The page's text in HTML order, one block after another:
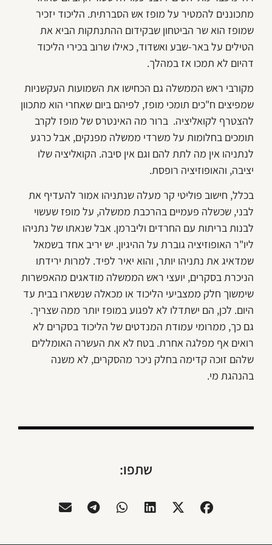
מתכוננים להמטיר על מופז אש הסברתית. הליכוד יזכיר
שמופז הוא שר הביטחון שבקידום ההתנתקות הביא את
הטילים על באר-שבע ואשדוד, כאילו שרוב בכירי הליכוד
דהיום לא תמכו אז במהלך.
מקורבי ראש הממשלה גם הכחישו את השמועות העקשניות
שמפיצים ח"כים תומכי מופז, לפיהם ביום שאחרי הוא מתכוון
להצטרף לקואליציה. ברור מה האינטרס של מופז לקרב
תומכים בחלומות על משרדי ממשלה מפנקים, אבל כרגע
לנתניהו אין מה לתת להם וגם אין סיבה. הקואליציה שלו
יציבה, והאופוזיציה רופסת.
בכלל, חישוב פוליטי קר מעלה שנתניהו אמור להעדיף את
לבני, שכשלה פעמיים בהרכבת ממשלה, על מופז שעשוי
לבנות בריתות עם החרדים וליברמן. אבל שנאתו של נתניהו
ליו"ר האופוזיציה גוברת על ההיגיון. יש יריב אחד בשמאל
שמדאיג את נתניהו יותר, והוא יאיר לפיד. למרות ירידתו
הניכרת בסקרים, יועצי ראש הממשלה מודאגים מהאפשרות
שימשוך חלק ממצביעי הליכוד או מכאלה שנשארו בבית עד
היום. לכן, הם ישתדלו לא לפגוע במופז יותר ממה שצריך.
גם כך, ממרומי עמודת המנדטים של הליכוד בסקרים לא
רואים אף מפלגה אחרת. בטח לא את העשרה האומללים
שלהם זוכה קדימה בחלק ניכר מהסקרים, לא משנה
בהנהגת מי.
שתפו: